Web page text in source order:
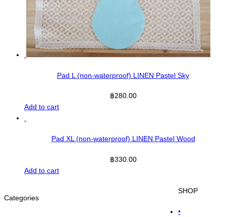
Pad L (non-waterproof) LINEN Pastel Sky
฿280.00
Add to cart
Pad XL (non-waterproof) LINEN Pastel Wood
฿330.00
Add to cart
Categories
SHOP
•